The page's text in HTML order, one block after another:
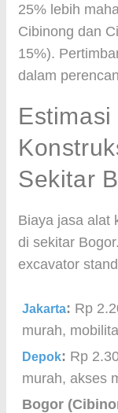
25% lebih
Cibinong dan
15%).
dalam
Sekitar
Biaya jasa alat
di sekitar
excavator
Jakarta: Rp
murah,
Depok: Rp
murah, akses
Bogor